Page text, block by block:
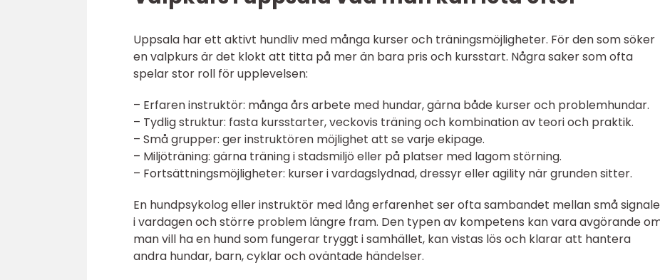
Uppsala har ett aktivt hundliv med många kurser och träningsmöjligheter. För den som söker
en valpkurs är det klokt att titta på mer än bara pris och kursstart. Några saker som ofta
spelar stor roll för upplevelsen:
– Erfaren instruktör: många års arbete med hundar, gärna både kurser och problemhundar.
– Tydlig struktur: fasta kursstarter, veckovis träning och kombination av teori och praktik.
– Små grupper: ger instruktören möjlighet att se varje ekipage.
– Miljöträning: gärna träning i stadsmiljö eller på platser med lagom störning.
– Fortsättningsmöjligheter: kurser i vardagslydnad, dressyr eller agility när grunden sitter.
En hundpsykolog eller instruktör med lång erfarenhet ser ofta sambandet mellan små
i vardagen och större problem längre fram. Den typen av kompetens kan vara avgörande
man vill ha en hund som fungerar tryggt i samhället, kan vistas lös och klarar att hantera
andra hundar, barn, cyklar och oväntade händelser.